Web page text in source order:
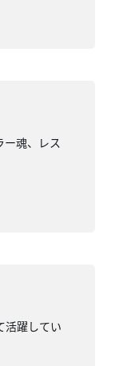
魂、レス
活躍してい